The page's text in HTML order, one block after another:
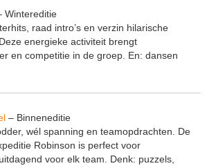
- Squid Game
Rivier
- Murder Hotel
Wintereditie
raad intro’s en verzin hilarische
energieke activiteit brengt
en competitie in de groep. En: dansen
– Binneneditie
wél spanning en teamopdrachten. De
Robinson is perfect voor
voor elk team. Denk: puzzels,